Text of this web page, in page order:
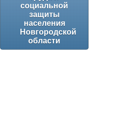
социальной
защиты
населения
Новгородской
области